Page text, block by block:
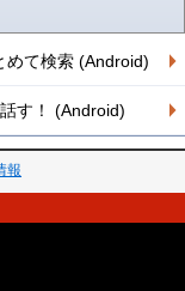
めて検索 (Android)
す！ (Android)
報